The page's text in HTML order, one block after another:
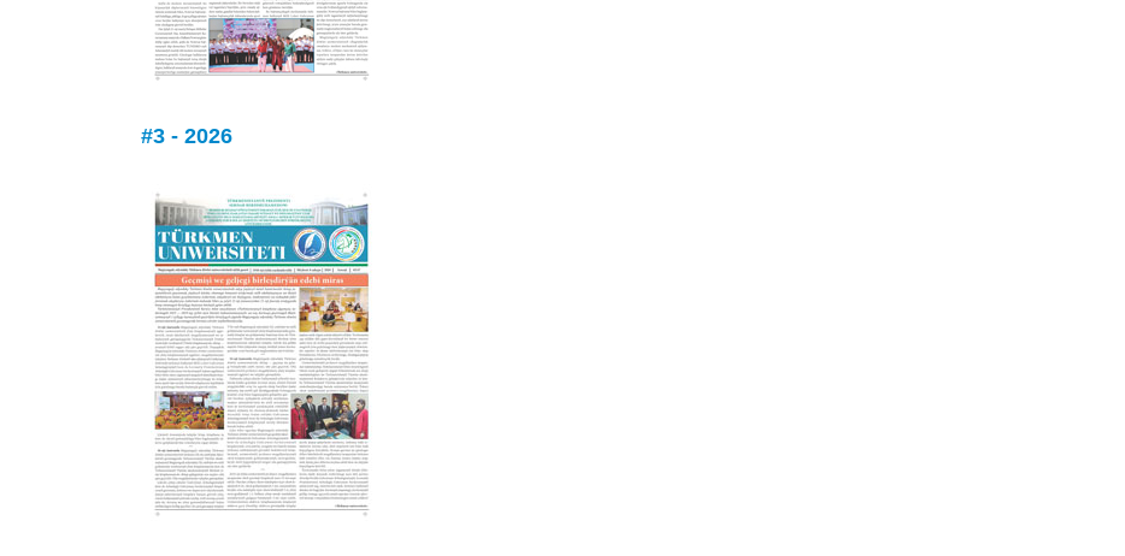
#3 - 2026